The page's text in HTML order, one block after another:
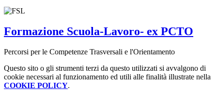
Formazione Scuola-Lavoro- ex PCTO
Percorsi per le Competenze Trasversali e l'Orientamento
Questo sito o gli strumenti terzi da questo utilizzati si avvalgono di
cookie necessari al funzionamento ed utili alle finalità illustrate nella
COOKIE POLICY.